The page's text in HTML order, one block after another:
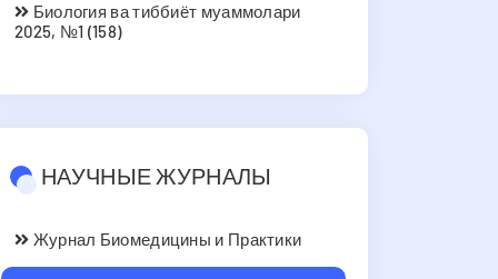
Биология ва тиббиёт муаммолари
2025, №1 (158)
НАУЧНЫЕ ЖУРНАЛЫ
Журнал Биомедицины и Практики